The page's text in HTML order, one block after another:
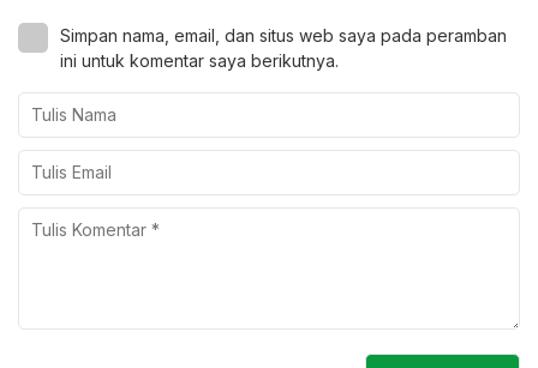
Simpan nama, email, dan situs web saya pada peramban
ini untuk komentar saya berikutnya.